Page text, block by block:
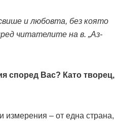
и любовта, без която
читателите на в. „Аз-
според Вас? Като творец,
измерения – от една страна,